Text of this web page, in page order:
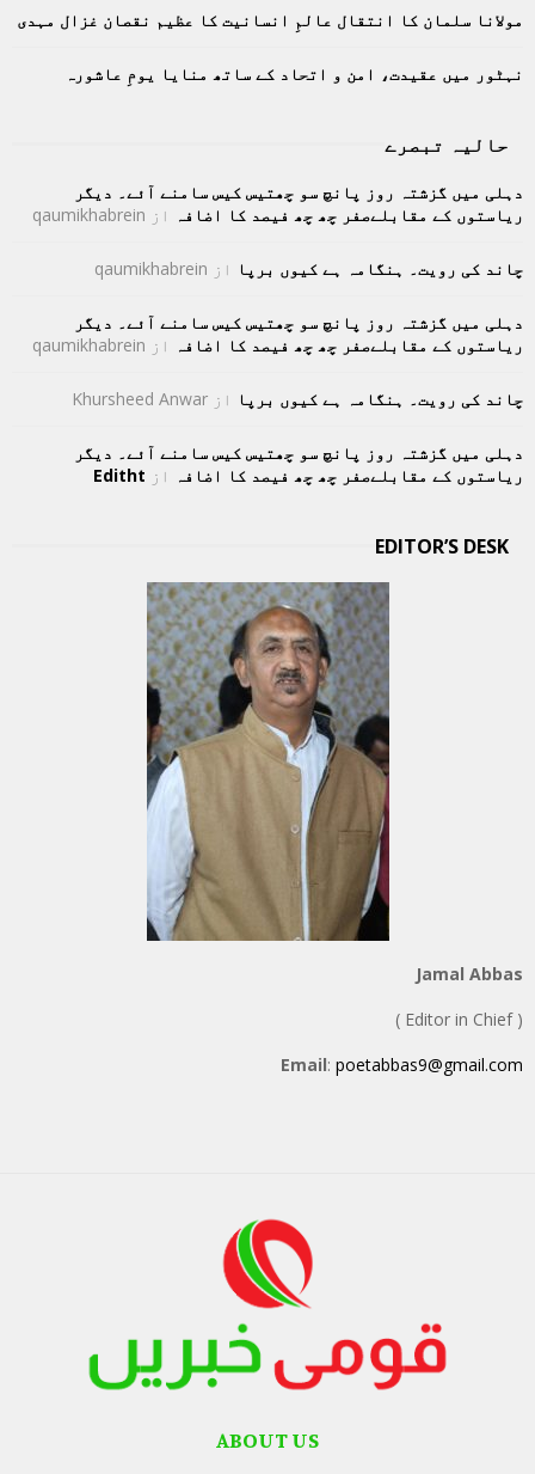
H
مولانا سلمان کا انتقال عالمِ انسانیت کا عظیم نقصان غزال مہدی
نہٹور میں عقیدت، امن و اتحاد کے ساتھ منایا یومِ عاشورہ
حالیہ تبصرے
دہلی میں گزشتہ روز پانچ سو چھتیس کیس سامنے آئے۔ دیگر
ریاستوں کے مقابلےصفر چھ چھ فیصد کا اضافہ
از qaumikhabrein
چاند کی رویت۔ ہنگامہ ہے کیوں برپا از qaumikhabrein
دہلی میں گزشتہ روز پانچ سو چھتیس کیس سامنے آئے۔ دیگر
ریاستوں کے مقابلےصفر چھ چھ فیصد کا اضافہ
از qaumikhabrein
چاند کی رویت۔ ہنگامہ ہے کیوں برپا از Khursheed Anwar
دہلی میں گزشتہ روز پانچ سو چھتیس کیس سامنے آئے۔ دیگر
ریاستوں کے مقابلےصفر چھ چھ فیصد کا اضافہ
از Editht
EDITOR’S DESK
Jamal Abbas
( Editor in Chief )
Email: poetabbas9@gmail.com
ABOUT US